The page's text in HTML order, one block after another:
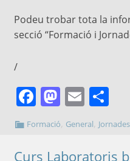
Podeu trobar tota la
secció “Formació i
/
Facebook
Email
Formació General Jornades
Curs Laboratoris